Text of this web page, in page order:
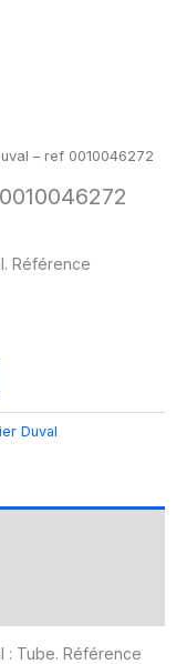
– ref 0010046272
Référence
Duval
: Tube. Référence